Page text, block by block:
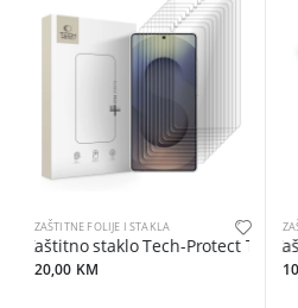
ZAŠTITNE FOLIJE I STAKLA
Zaštitno staklo Tech-Protect
20,00 KM